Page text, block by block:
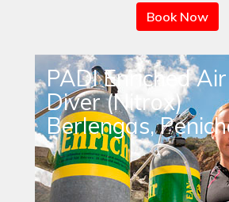
Book Now
PADI Enriched Air
Diver (Nitrox)
Berlengas,